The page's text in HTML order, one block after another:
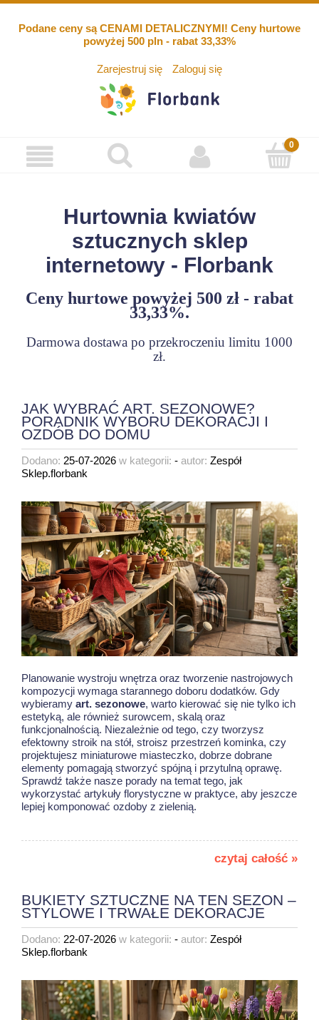
Podane ceny są CENAMI DETALICZNYMI! Ceny hurtowe
powyżej 500 pln - rabat 33,33%
Zarejestruj się Zaloguj się
Hurtownia kwiatów
sztucznych sklep
internetowy - Florbank
Ceny hurtowe powyżej 500 zł - rabat
33,33%.
Darmowa dostawa po przekroczeniu limitu 1000
zł.
JAK WYBRAĆ ART. SEZONOWE?
PORADNIK WYBORU DEKORACJI I
OZDÓB DO DOMU
Dodano: 25-07-2026 w kategorii: - autor: Zespół
Sklep.florbank
Planowanie wystroju wnętrza oraz tworzenie nastrojowych
kompozycji wymaga starannego doboru dodatków. Gdy
wybieramy art. sezonowe, warto kierować się nie tylko ich
estetyką, ale również surowcem, skalą oraz
funkcjonalnością. Niezależnie od tego, czy tworzysz
efektowny stroik na stół, stroisz przestrzeń kominka, czy
projektujesz miniaturowe miasteczko, dobrze dobrane
elementy pomagają stworzyć spójną i przytulną oprawę.
Sprawdź także nasze porady na temat tego, jak
wykorzystać artykuły florystyczne w praktyce, aby jeszcze
lepiej komponować ozdoby z zielenią.
czytaj całość »
BUKIETY SZTUCZNE NA TEN SEZON –
STYLOWE I TRWAŁE DEKORACJE
Dodano: 22-07-2026 w kategorii: - autor: Zespół
Sklep.florbank